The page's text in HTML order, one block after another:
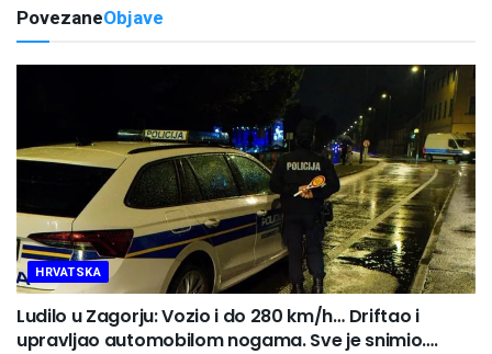
PovezaneObjave
HRVATSKA
Ludilo u Zagorju: Vozio i do 280 km/h… Driftao i
upravljao automobilom nogama. Sve je snimio….